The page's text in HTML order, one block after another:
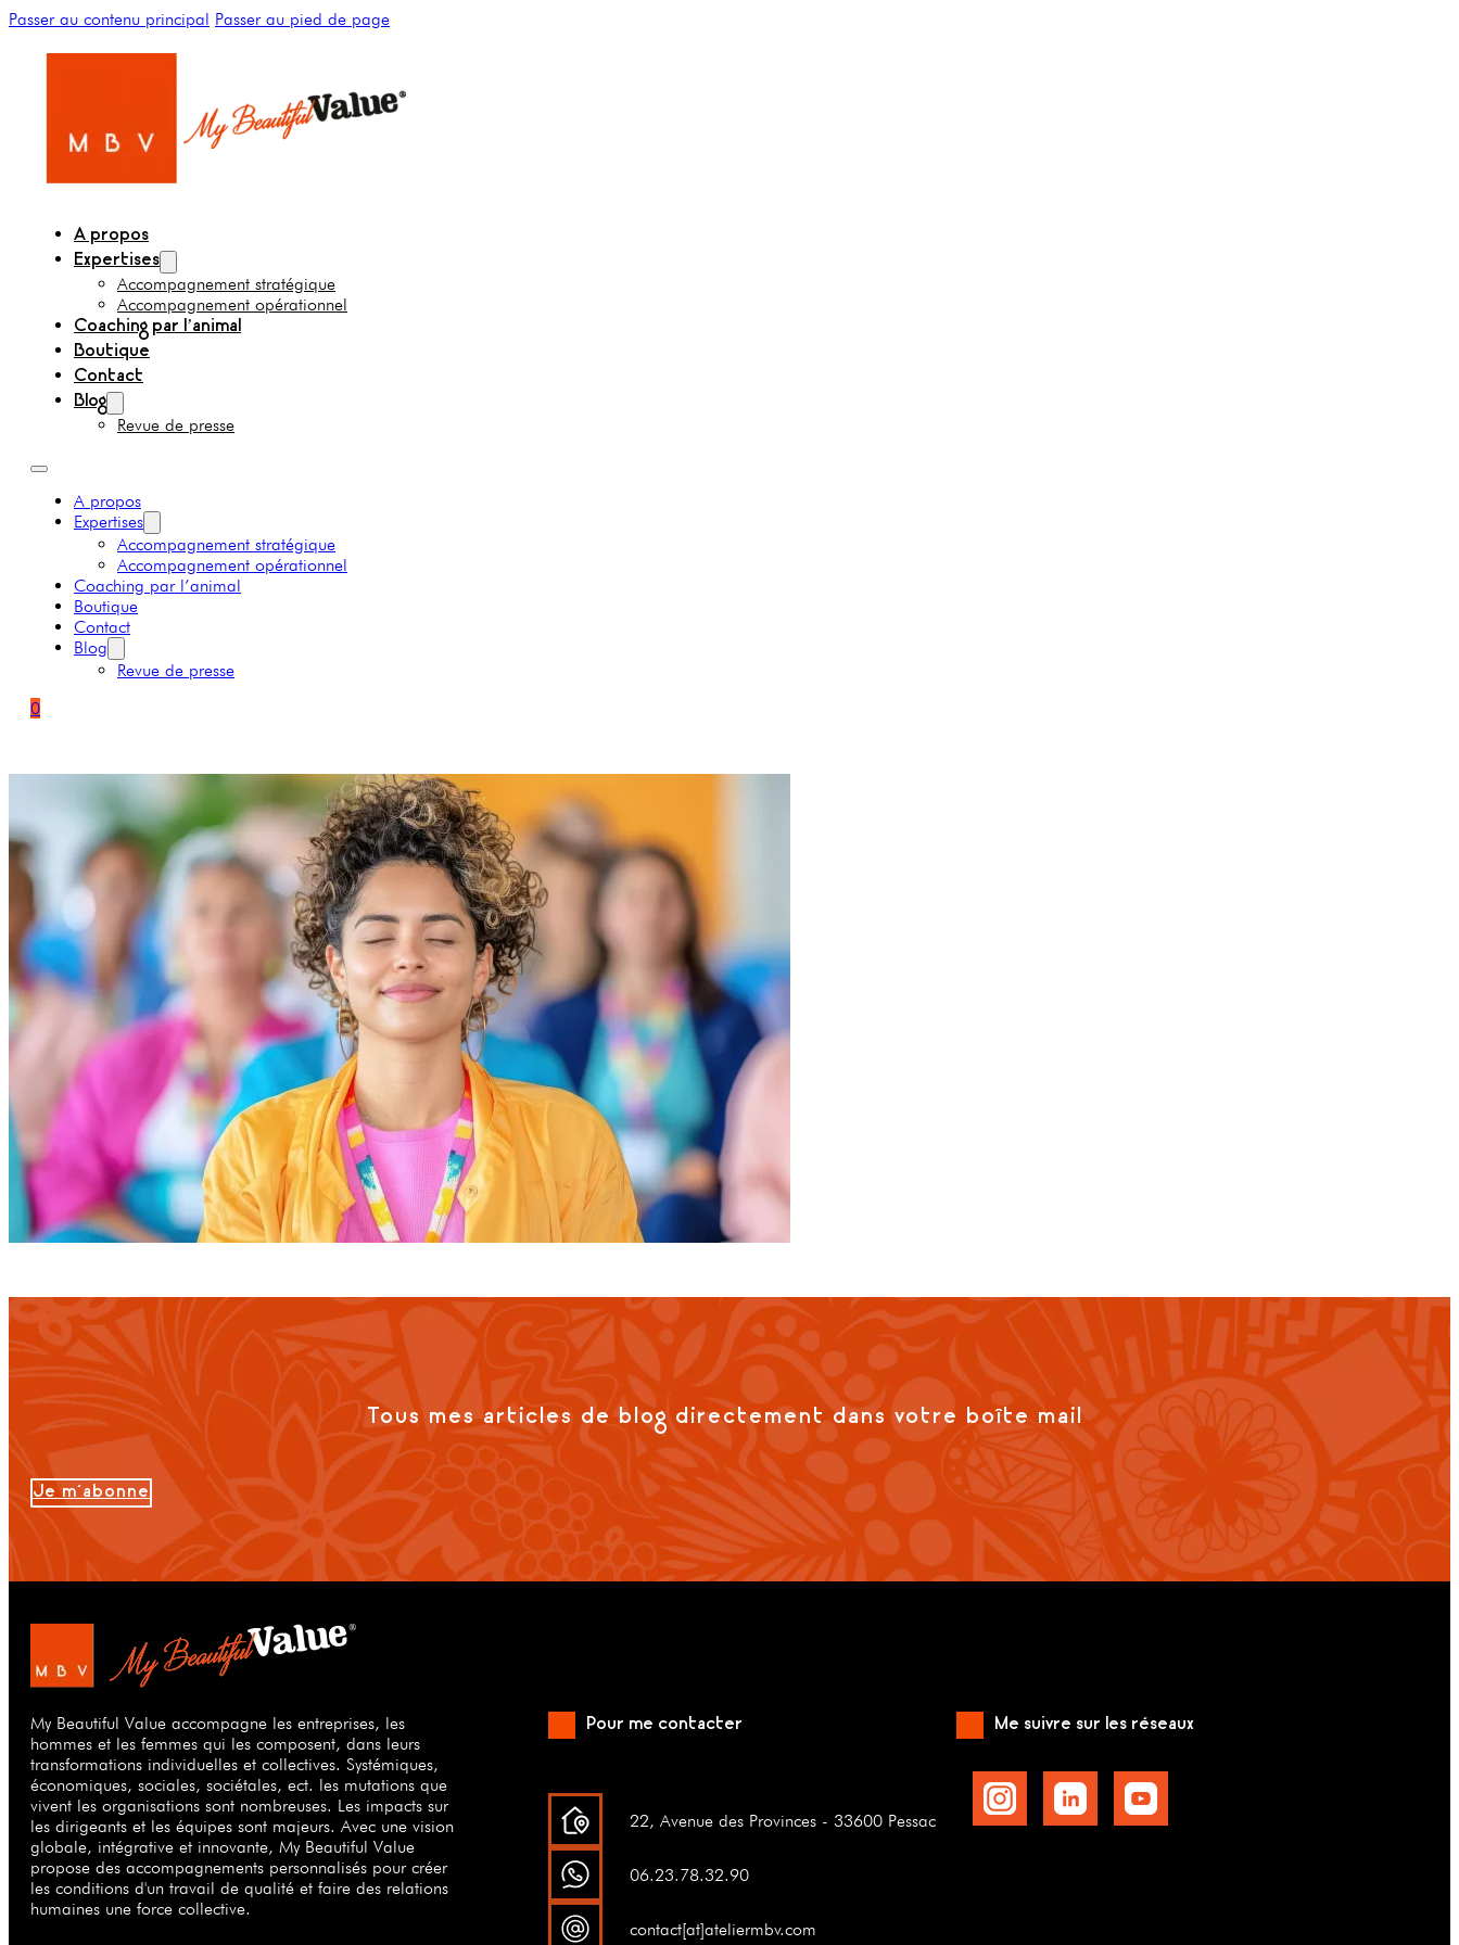
Passer au contenu principal Passer au pied de page
A propos
Expertises
Accompagnement stratégique
Accompagnement opérationnel
Coaching par l’animal
Boutique
Contact
Blog
Revue de presse
A propos
Expertises
Accompagnement stratégique
Accompagnement opérationnel
Coaching par l’animal
Boutique
Contact
Blog
Revue de presse
0
Tous mes articles de blog directement dans votre boîte mail
Je m'abonne
My Beautiful Value accompagne les entreprises, les
hommes et les femmes qui les composent, dans leurs
transformations individuelles et collectives. Systémiques,
économiques, sociales, sociétales, ect. les mutations que
vivent les organisations sont nombreuses. Les impacts sur
les dirigeants et les équipes sont majeurs. Avec une vision
globale, intégrative et innovante, My Beautiful Value
propose des accompagnements personnalisés pour créer
les conditions d'un travail de qualité et faire des relations
humaines une force collective.
Pour me contacter
22, Avenue des Provinces - 33600 Pessac
06.23.78.32.90
contact[at]ateliermbv.com
Me suivre sur les réseaux